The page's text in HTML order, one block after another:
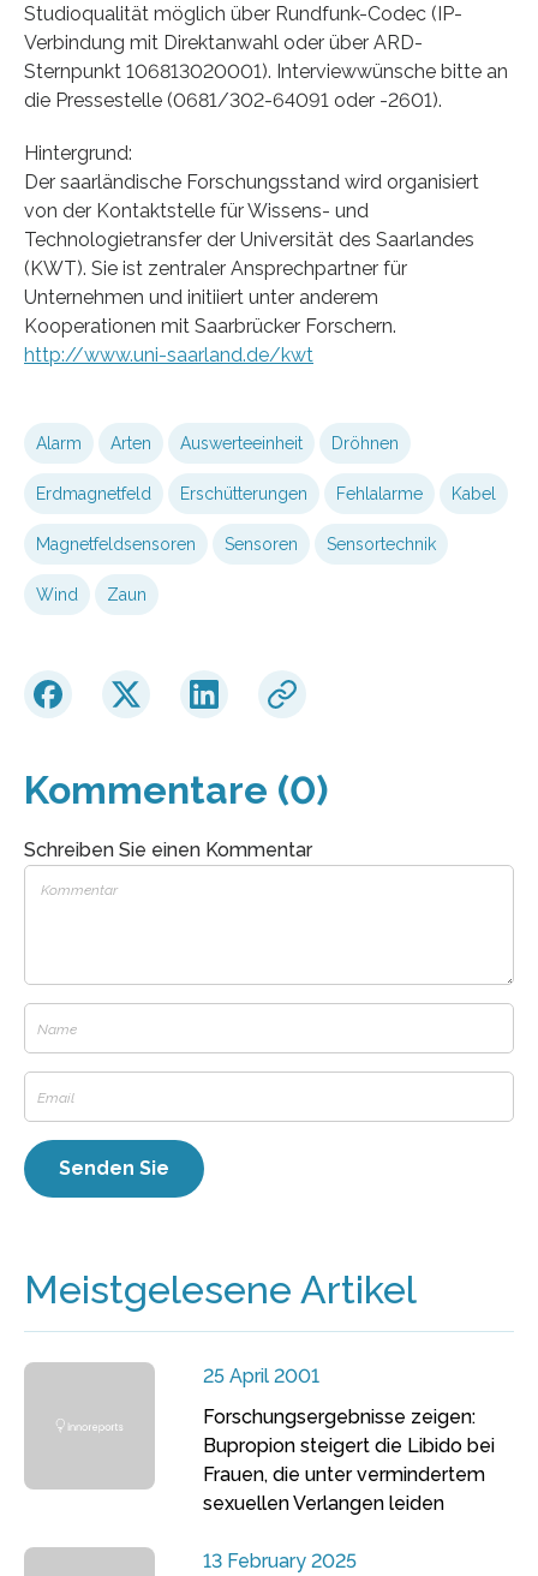
Studioqualität möglich über Rundfunk-Codec (IP-
Verbindung mit Direktanwahl oder über ARD-
Sternpunkt 106813020001). Interviewwünsche bitte an
die Pressestelle (0681/302-64091 oder -2601).
Hintergrund:
Der saarländische Forschungsstand wird organisiert
von der Kontaktstelle für Wissens- und
Technologietransfer der Universität des Saarlandes
(KWT). Sie ist zentraler Ansprechpartner für
Unternehmen und initiiert unter anderem
Kooperationen mit Saarbrücker Forschern.
http://www.uni-saarland.de/kwt
Alarm Arten Auswerteeinheit Dröhnen
Erdmagnetfeld Erschütterungen Fehlalarme Kabel
Magnetfeldsensoren Sensoren Sensortechnik
Wind Zaun
Kommentare (0)
Schreiben Sie einen Kommentar
Meistgelesene Artikel
25 April 2001
Forschungsergebnisse zeigen:
Bupropion steigert die Libido bei
Frauen, die unter vermindertem
sexuellen Verlangen leiden
13 February 2025